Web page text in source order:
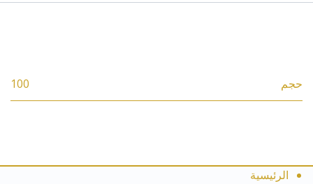
حجم 100
الرئيسية